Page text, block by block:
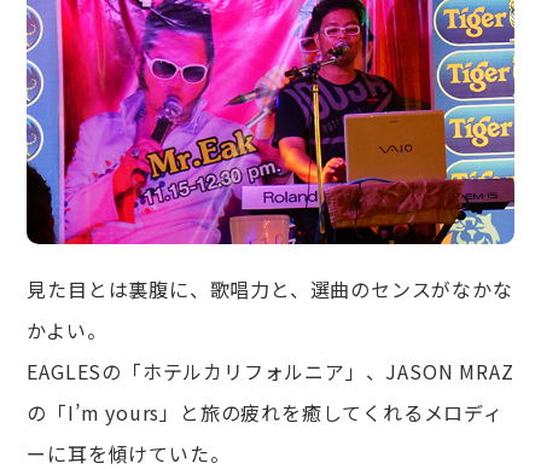
見た目とは裏腹に、歌唱力と、選曲のセンスがなかな
かよい。
EAGLESの「ホテルカリフォルニア」、JASON MRAZ
の「I’m yours」と旅の疲れを癒してくれるメロディ
ーに耳を傾けていた。